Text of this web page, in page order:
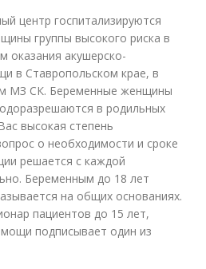
центр госпитализируются
группы высокого риска в
оказания акушерско-
в Ставропольском крае, в
МЗ СК. Беременные женщины
в родильных
высокая степень
о необходимости и сроке
решается с каждой
Беременным до 18 лет
на общих основаниях.
пациентов до 15 лет,
подписывает один из